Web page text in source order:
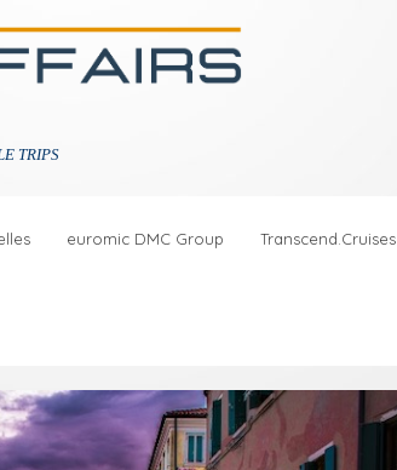
TRIPS
euromic DMC Group Transcend.Cruises